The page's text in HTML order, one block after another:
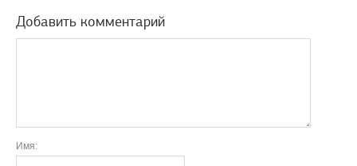
Добавить комментарий
Имя: